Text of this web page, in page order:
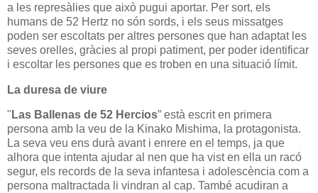
a les represàlies que això pugui aportar. Per sort, els
humans de 52 Hertz no són sords, i els seus missatges
poden ser escoltats per altres persones que han adaptat les
seves orelles, gràcies al propi patiment, per poder identificar
i escoltar les persones que es troben en una situació límit.
La duresa de viure
" Las Ballenas de 52 Hercios” està escrit en primera
persona amb la veu de la Kinako Mishima, la protagonista.
La seva veu ens durà avant i enrere en el temps, ja que
alhora que intenta ajudar al nen que ha vist en ella un racó
segur, els records de la seva infantesa i adolescència com a
persona maltractada li vindran al cap. També acudiran a